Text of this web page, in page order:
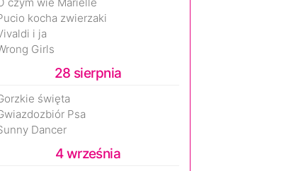
kocha zwierzaki
i ja
Girls
28 sierpnia
święta
Psa
Dancer
4 września